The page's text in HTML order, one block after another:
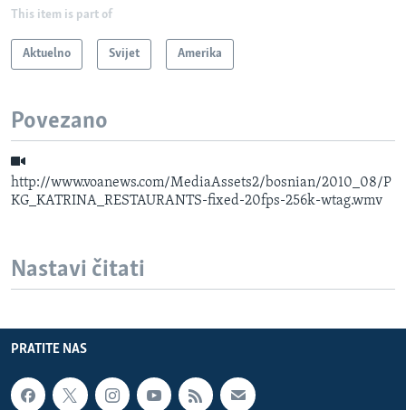
This item is part of
Aktuelno Svijet Amerika
Povezano
http://www.voanews.com/MediaAssets2/bosnian/2010_08/P
KG_KATRINA_RESTAURANTS-fixed-20fps-256k-wtag.wmv
Nastavi čitati
PRATITE NAS